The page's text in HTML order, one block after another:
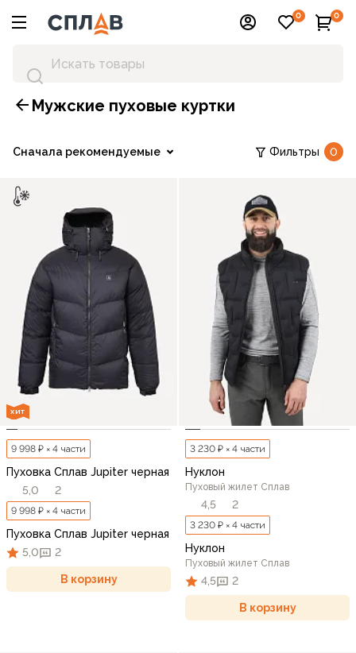
0 0
Мужские пуховые куртки
Сначала рекомендуемые Фильтры 0
ХИТ
9 998 ₽ × 4 части
Пуховка Сплав Jupiter черная
5,0
2
9 998 ₽ × 4 части
Пуховка Сплав Jupiter черная
5,0
2
В корзину
3 230 ₽ × 4 части
Нуклон
Пуховый жилет Сплав
4,5 2
3 230 ₽ × 4 части
Нуклон
Пуховый жилет Сплав
4,5 2
В корзину